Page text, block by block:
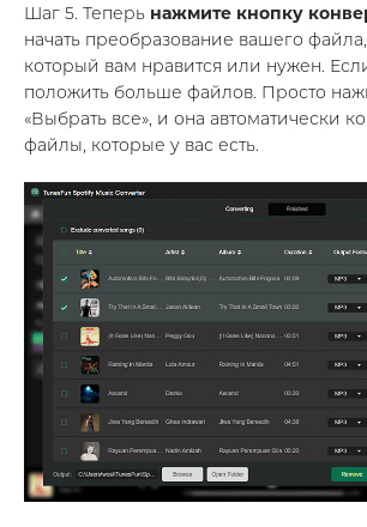
Шаг 5. Теперь нажмите кнопку
начать преобразование вашего
который вам нравится или нужен.
положить больше файлов. Просто
«Выбрать все», и она автоматически
файлы, которые у вас есть.